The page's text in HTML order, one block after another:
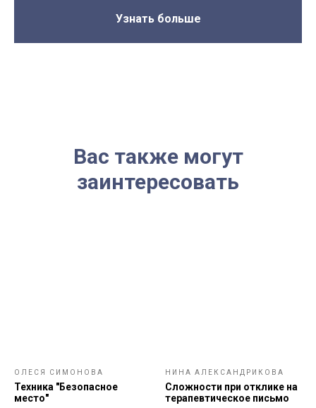
Узнать больше
Вас также могут
заинтересовать
ОЛЕСЯ СИМОНОВА
Техника "Безопасное
место"
НИНА АЛЕКСАНДРИКОВА
Сложности при отклике на
терапевтическое письмо